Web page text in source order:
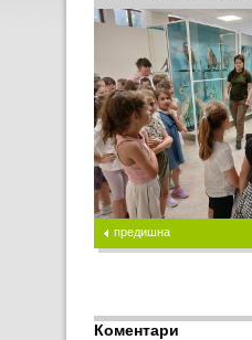
предишна
Коментари